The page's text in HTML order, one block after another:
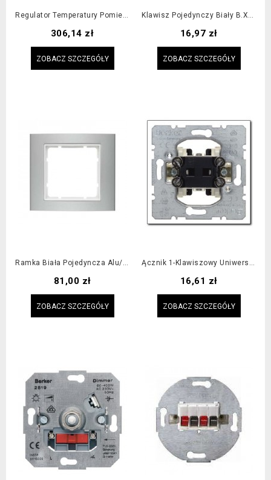
Regulator Temperatury Pomieszczenia Z Zestykiem Rozwiernym, Elementem...
Cena
306,14 zł
ZOBACZ SZCZEGÓŁY
Klawisz Pojedynczy Biały B.x/S.1 / KUPUJESZ WIĘCEJ? NAPISZ! ZROBIMY...
Cena
16,97 zł
ZOBACZ SZCZEGÓŁY
Ramka Biała Pojedyncza Alu/biała / KUPUJESZ WIĘCEJ? NAPISZ! ZROBIMY...
Cena
81,00 zł
ZOBACZ SZCZEGÓŁY
Ącznik 1-Klawiszowy Uniwersalny (schodowy), Mechanizm,...
Cena
16,61 zł
ZOBACZ SZCZEGÓŁY